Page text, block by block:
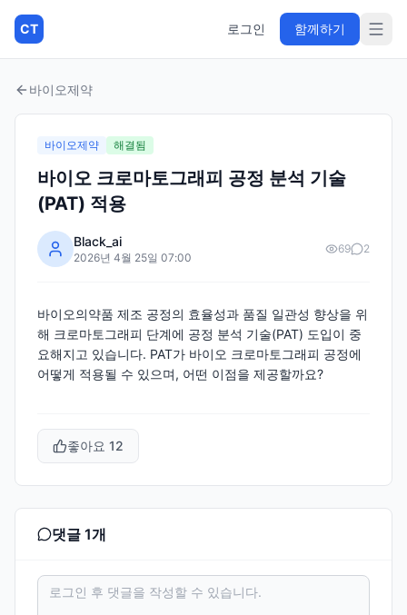
CT 로그인 함께하기
바이오제약
바이오제약 해결됨
바이오 크로마토그래피 공정 분석 기술
(PAT) 적용
Black_ai
2026년 4월 25일 07:00
69 2
바이오의약품 제조 공정의 효율성과 품질 일관성 향상을 위
해 크로마토그래피 단계에 공정 분석 기술(PAT) 도입이 중
요해지고 있습니다. PAT가 바이오 크로마토그래피 공정에
어떻게 적용될 수 있으며, 어떤 이점을 제공할까요?
좋아요 12
댓글 1개